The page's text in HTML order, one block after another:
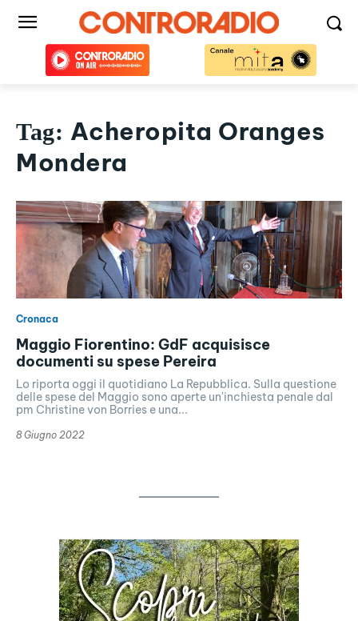
Tag: Acheropita Oranges
Mondera
Cronaca
Maggio Fiorentino: GdF acquisisce
documenti su spese Pereira
Lo riporta oggi il quotidiano La Repubblica. Sulla questione
delle spese del Maggio sono aperte un'inchiesta penale dal
pm Christine von Borries e una...
8 Giugno 2022